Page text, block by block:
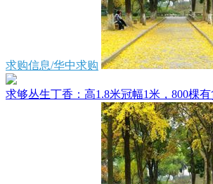
求购信息/华中求购
求够丛生丁香：高1.8米冠幅1米，800棵